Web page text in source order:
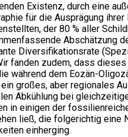
Existenz, durch eine
für die Ausprägung
der 80 % aller
Abschätzung
Diversifikationsrate
fanden zudem, dass
während dem Eozän-
großes, aber regionales
Abkühlung bei
in einigen der
ließ, die folgerichtig
einherging.